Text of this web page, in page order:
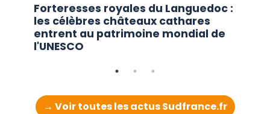
Forteresses royales du Languedoc :
les célèbres châteaux cathares
entrent au patrimoine mondial de
l'UNESCO
→ Voir toutes les actus Sudfrance.fr